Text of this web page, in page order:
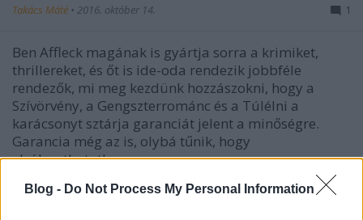
Blog - Do Not Process My Personal Information
Takács Máté • 2016. október 14. 1
Ben Affleck magának is gyártja sorra a krimiket,
thrillereket, és őt is ide-oda rendezik jobbféle
rendezők, mi meg kezdünk hozzászokni, hogy a
Szívörvény, a Gengszterrománc és a Túlélni a
karácsonyt sztárja garanciát jelent a minőségre.
Garancia még az is, olybá tűnik, hogy
elválaszthatatlan magyar…